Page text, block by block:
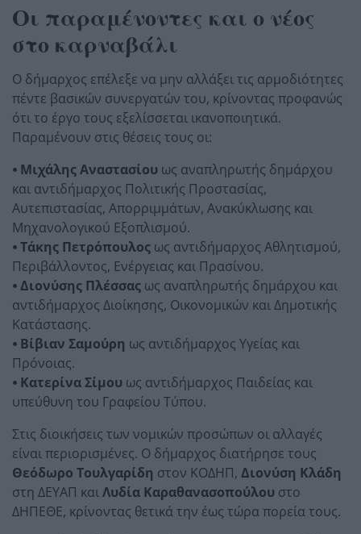
Οι παραμένοντες και ο νέος
στο καρναβάλι
Ο δήμαρχος επέλεξε να μην αλλάξει τις αρμοδιότητες
πέντε βασικών συνεργατών του, κρίνοντας προφανώς
ότι το έργο τους εξελίσσεται ικανοποιητικά.
Παραμένουν στις θέσεις τους οι:
⦁ Μιχάλης Αναστασίου ως αναπληρωτής δημάρχου
και αντιδήμαρχος Πολιτικής Προστασίας,
Αυτεπιστασίας, Απορριμμάτων, Ανακύκλωσης και
Μηχανολογικού Εξοπλισμού.
⦁ Τάκης Πετρόπουλος ως αντιδήμαρχος Αθλητισμού,
Περιβάλλοντος, Ενέργειας και Πρασίνου.
⦁ Διονύσης Πλέσσας ως αναπληρωτής δημάρχου και
αντιδήμαρχος Διοίκησης, Οικονομικών και Δημοτικής
Κατάστασης.
⦁ Βίβιαν Σαμούρη ως αντιδήμαρχος Υγείας και
Πρόνοιας.
⦁ Κατερίνα Σίμου ως αντιδήμαρχος Παιδείας και
υπεύθυνη του Γραφείου Τύπου.
Στις διοικήσεις των νομικών προσώπων οι αλλαγές
είναι περιορισμένες. Ο δήμαρχος διατήρησε τους
Θεόδωρο Τουλγαρίδη στον ΚΟΔΗΠ, Διονύση Κλάδη
στη ΔΕΥΑΠ καιΛυδία Καραθανασοπούλου στο
ΔΗΠΕΘΕ, κρίνοντας θετικά την έως τώρα πορεία τους.